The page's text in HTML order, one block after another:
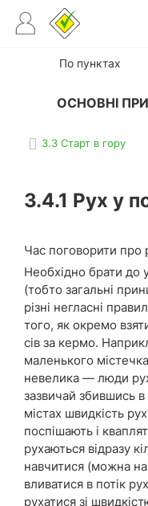
По пунктах
ОСНОВНІ
3.3 Старт в гору
3.4.1 Рух у
Час поговорити про
Необхідно брати
(тобто загальні
різні негласні
того, як окремо
сів за кермо.
маленького
невелика — люди
зазвичай збившись
містах швидкість
поспішають і
рухаються відразу
навчитися (можна
вливатися в потік
рухатися зі